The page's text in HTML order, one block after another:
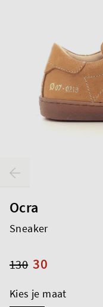
Ocra
Sneaker
30
130
Kies je maat